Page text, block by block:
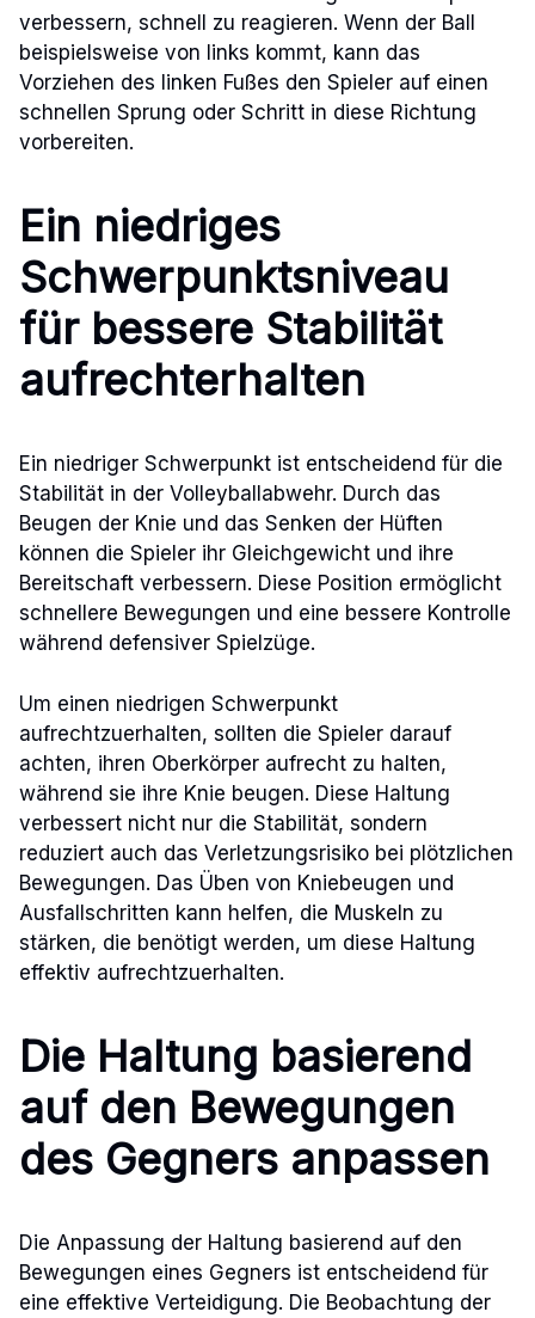
verbessern, schnell zu reagieren. Wenn der Ball
beispielsweise von links kommt, kann das
Vorziehen des linken Fußes den Spieler auf einen
schnellen Sprung oder Schritt in diese Richtung
vorbereiten.
Ein niedriges
Schwerpunktsniveau
für bessere Stabilität
aufrechterhalten
Ein niedriger Schwerpunkt ist entscheidend für die
Stabilität in der Volleyballabwehr. Durch das
Beugen der Knie und das Senken der Hüften
können die Spieler ihr Gleichgewicht und ihre
Bereitschaft verbessern. Diese Position ermöglicht
schnellere Bewegungen und eine bessere Kontrolle
während defensiver Spielzüge.
Um einen niedrigen Schwerpunkt
aufrechtzuerhalten, sollten die Spieler darauf
achten, ihren Oberkörper aufrecht zu halten,
während sie ihre Knie beugen. Diese Haltung
verbessert nicht nur die Stabilität, sondern
reduziert auch das Verletzungsrisiko bei plötzlichen
Bewegungen. Das Üben von Kniebeugen und
Ausfallschritten kann helfen, die Muskeln zu
stärken, die benötigt werden, um diese Haltung
effektiv aufrechtzuerhalten.
Die Haltung basierend
auf den Bewegungen
des Gegners anpassen
Die Anpassung der Haltung basierend auf den
Bewegungen eines Gegners ist entscheidend für
eine effektive Verteidigung. Die Beobachtung der